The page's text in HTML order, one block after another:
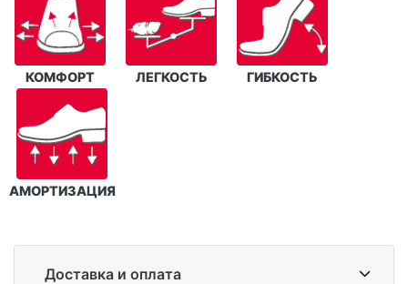
КОМФОРТ ЛЕГКОСТЬ ГИБКОСТЬ
АМОРТИЗАЦИЯ
Доставка и оплата